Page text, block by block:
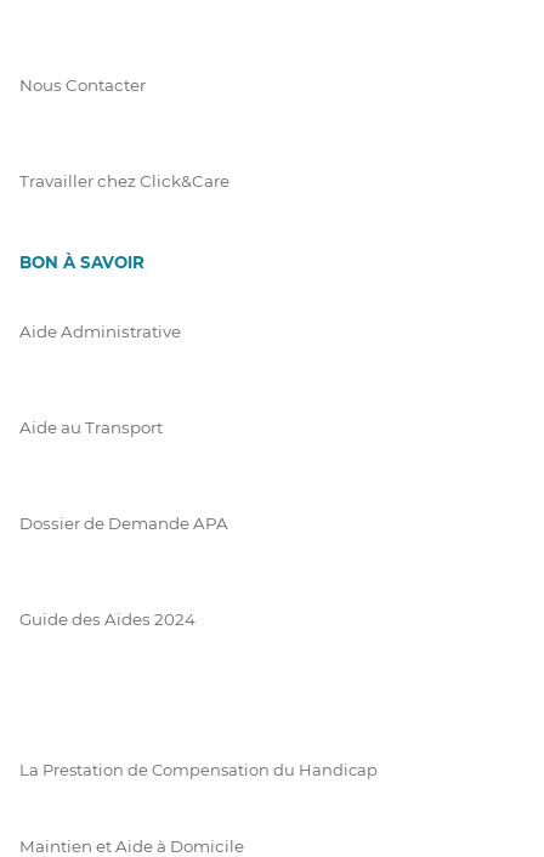
Nous Contacter
Travailler chez Click&Care
BON À SAVOIR
Aide Administrative
Aide au Transport
Dossier de Demande APA
Guide des Aides 2024
La Prestation de Compensation du Handicap
Maintien et Aide à Domicile